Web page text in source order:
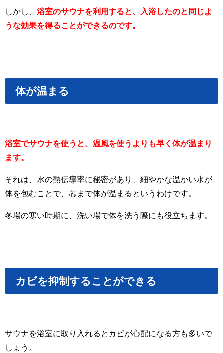
しかし、 浴室のサウナを利用すると、入浴したのと同じよ
うな効果を得ることができるのです。
体が温まる
浴室でサウナを使うと、温風を使うよりも早く体が温まり
ます。
それは、水の熱伝導率に秘密があり、細やかな温かい水が
体を包むことで、芯まで体が温まるというわけです。
冬場の寒い時期に、洗い場で体を洗う際にも役立ちます。
カビを抑制することができる
サウナを浴室に取り入れるとカビが心配になる方も多いで
しょう。